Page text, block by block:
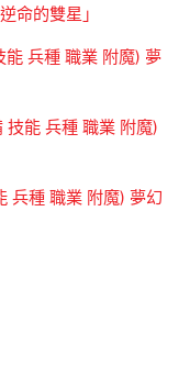
命的雙星」
兵種 職業 附魔) 夢
技能 兵種 職業 附魔)
兵種 職業 附魔) 夢幻